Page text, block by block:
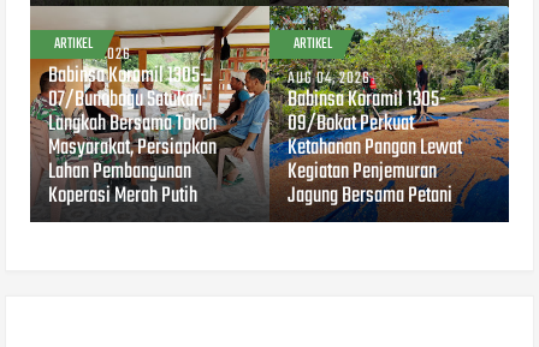
ARTIKEL
AUG 04, 2026
Babinsa Koramil 1305-
07/Bunobogu Satukan
Langkah Bersama Tokoh
Masyarakat, Persiapkan
Lahan Pembangunan
Koperasi Merah Putih
ARTIKEL
AUG 04, 2026
Babinsa Koramil 1305-
09/Bokat Perkuat
Ketahanan Pangan Lewat
Kegiatan Penjemuran
Jagung Bersama Petani